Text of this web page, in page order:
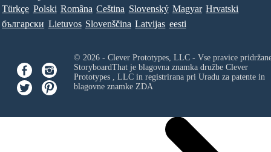
Türkçe Polski Româna Ceština Slovenský Magyar Hrvatski
български Lietuvos Slovenščina Latvijas eesti
© 2026 - Clever Prototypes, LLC - Vse pravice
StoryboardThat je blagovna znamka družbe Clever
Prototypes , LLCin registrirana pri Uradu za patente in
blagovne znamke ZDA